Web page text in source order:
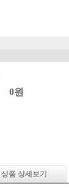
0원
상품 상세보기